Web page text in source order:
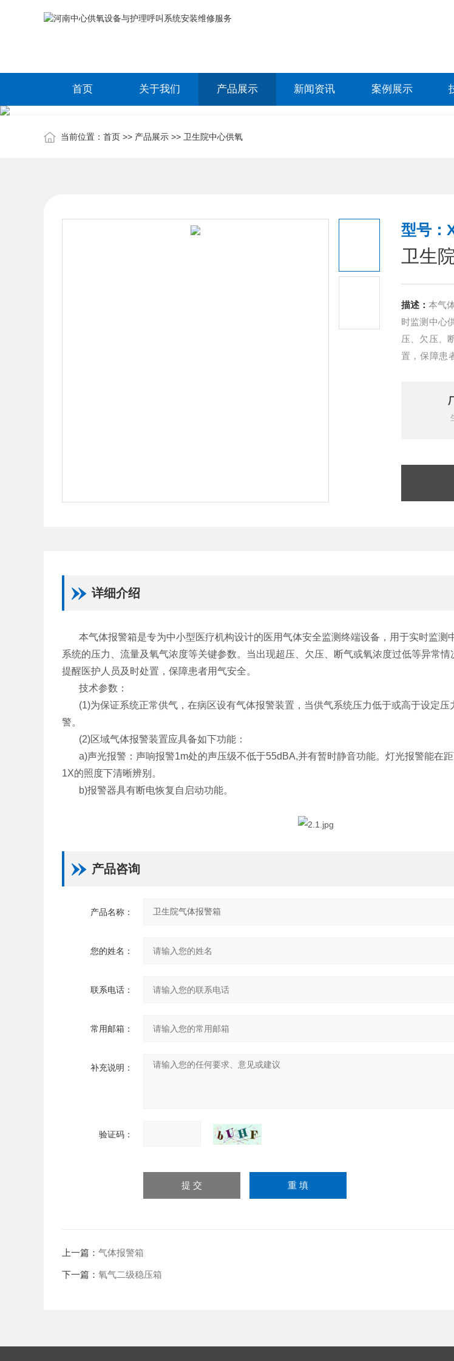
首页 关于我们 产品展示 新闻资讯 案例展示
当前位置： 首页 >> 产品展示 >> 卫生院中心供氧
型号：
卫生
描述： 本气
时监测中心
压、欠压、
置，保障患
详细介绍
本气体报警箱是专为中小型医疗机构设计的医用气体安全监测终端设备，用于实时监测
系统的压力、流量及氧气浓度等关键参数。当出现超压、欠压、断气或氧浓度过低等异常情
提醒医护人员及时处置，保障患者用气安全。
技术参数：
(1)为保证系统正常供气，在病区设有气体报警装置，当供气系统压力低于或高于设定压
警。
(2)区域气体报警装置应具备如下功能：
a)声光报警：声响报警1m处的声压级不低于55dBA,并有暂时静音功能。灯光报警能在
1X的照度下清晰辨别。
b)报警器具有断电恢复自启动功能。
产品咨询
产品名称：
您的姓名：
联系电话：
常用邮箱：
补充说明：
验证码：
上一篇： 气体报警箱
下一篇： 氧气二级稳压箱